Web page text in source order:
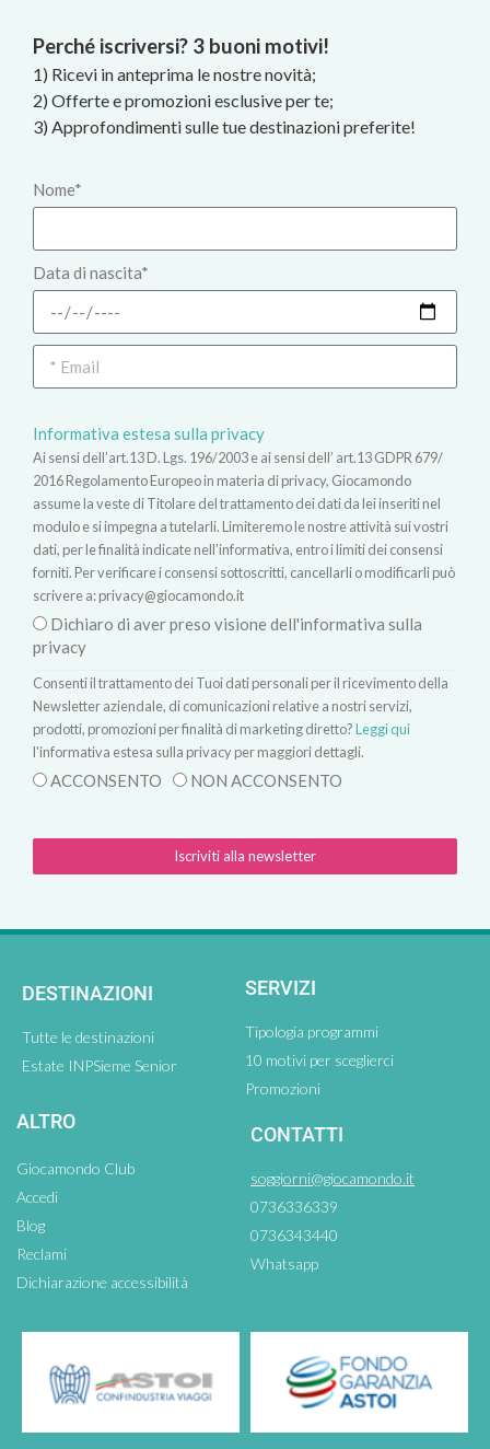
Perché iscriversi? 3 buoni motivi!
1) Ricevi in anteprima le nostre novità;
2) Offerte e promozioni esclusive per te;
3) Approfondimenti sulle tue destinazioni preferite!
Nome*
Data di nascita*
Informativa estesa sulla privacy
Ai sensi dell’art.13 D. Lgs. 196/2003 e ai sensi dell’ art.13 GDPR 679/
2016 Regolamento Europeo in materia di privacy, Giocamondo
assume la veste di Titolare del trattamento dei dati da lei inseriti nel
modulo e si impegna a tutelarli. Limiteremo le nostre attività sui vostri
dati, per le finalità indicate nell’informativa, entro i limiti dei consensi
forniti. Per verificare i consensi sottoscritti, cancellarli o modificarli può
scrivere a:privacy@giocamondo.it
Dichiaro di aver preso visione dell'informativa sulla
privacy
Consenti il trattamento dei Tuoi dati personali per il ricevimento della
Newsletter aziendale, di comunicazioni relative a nostri servizi,
prodotti, promozioni per finalità di marketing diretto?Leggi qui
l'informativa estesa sulla privacy per maggiori dettagli.
ACCONSENTO NON ACCONSENTO
Iscriviti alla newsletter
DESTINAZIONI
Tutte le destinazioni
Estate INPSieme Senior
SERVIZI
Tipologia programmi
10 motivi per sceglierci
Promozioni
ALTRO
Giocamondo Club
Accedi
Blog
Reclami
Dichiarazione accessibilità
CONTATTI
soggiorni@giocamondo.it
0736336339
0736343440
Whatsapp